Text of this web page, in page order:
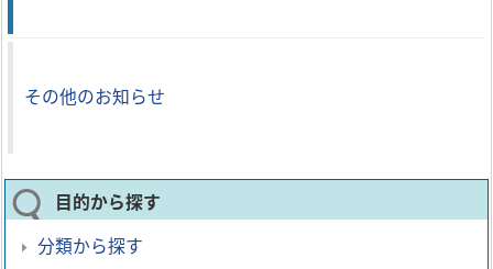
その他のお知らせ
目的から探す
分類から探す